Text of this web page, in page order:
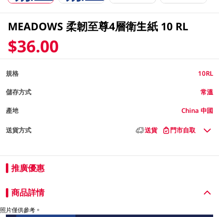
MEADOWS 柔韌至尊4層衛生紙 10 RL
$36.00
規格 10RL
儲存方式 常溫
產地 China 中國
送貨方式 送貨 門市自取
推廣優惠
商品詳情
照片僅供參考。